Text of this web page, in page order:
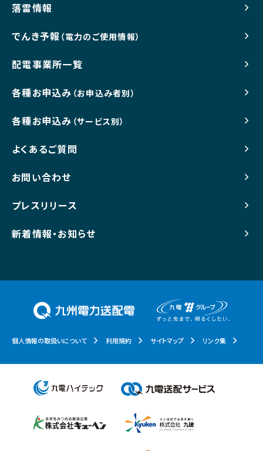
落雷情報
でんき予報 （電力のご使用情報）
配電事業所一覧
各種お申込み （お申込み者別）
各種お申込み （サービス別）
よくあるご質問
お問い合わせ
プレスリリース
新着情報・お知らせ
個人情報の取扱いについて 利用規約 サイトマップ リンク集